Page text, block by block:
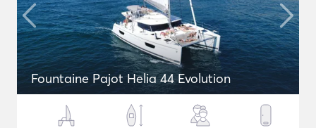
Fountaine Pajot Helia 44 Evolution